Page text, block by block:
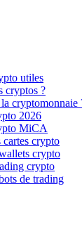
utiles
cryptos ?
la cryptomonnaie
2026
MiCA
cartes crypto
crypto
crypto
de trading